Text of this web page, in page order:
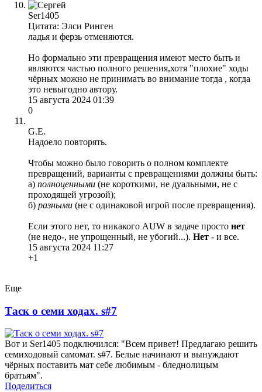
Ser1405
Цитата: Элси Ринген
ладья и ферзь отменяются.
Но формально эти превращения имеют место быть и
являются частью полного решения,хотя "плохие" ходы
чёрных можно не принимать во внимание тогда , когда
это невыгодно автору.
15 августа 2024 01:39
0
G.E.
Надоело повторять.
Чтобы можно было говорить о полном комплекте
превращений, варианты с превращениями должны быть:
а) полноценными (не короткими, не дуальными, не с
проходящей угрозой);
б) разными (не с одинаковой игрой после превращения).
Если этого нет, то никакого AUW в задаче просто нет
(не недо-, не упрощенный, не убогий...). Нет - и все.
15 августа 2024 11:27
+1
Еще
Таск о семи ходах. s#7
Вот и Ser1405 подключился: "Всем привет! Предлагаю решить
семиходовый самомат. s#7. Белые начинают и вынуждают
чёрных поставить мат себе любимым - бледнолицым
братьям".
Поделиться